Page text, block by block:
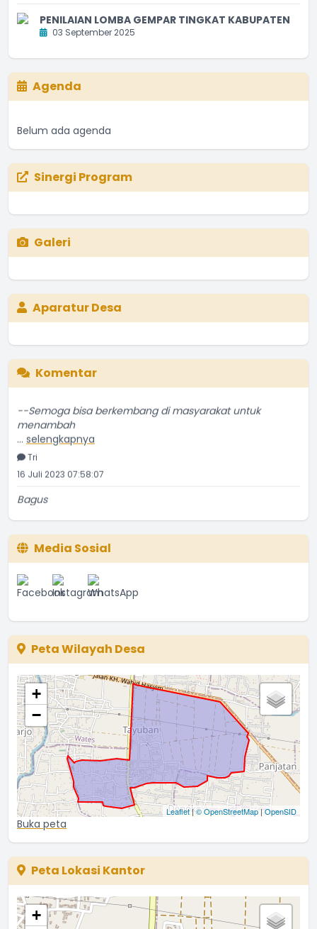
PENILAIAN LOMBA GEMPAR TINGKAT KABUPATEN
03 September 2025
Agenda
Belum ada agenda
Sinergi Program
Galeri
Aparatur Desa
Komentar
menambah
...selengkapnya
Tri
16 Juli 2023 07:58:07
...selengkapnya
Etti Sunar
22 Januari 2022 01:08:01
Bagus
...selengkapnya
Ina
Media Sosial
Peta Wilayah Desa
+
−
Leaflet|© OpenStreetMap | OpenSID
Buka peta
Peta Lokasi Kantor
+